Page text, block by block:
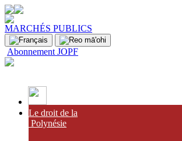
MARCHÉS PUBLICS
Abonnement JOPF
Le droit de la
Polynésie